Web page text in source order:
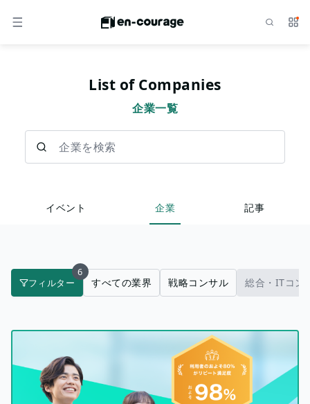
メニュー サ
List of Companies
企業一覧
イベント 企業 記事
フィルター
6
すべての業界 戦略コンサル 総合・ITコン